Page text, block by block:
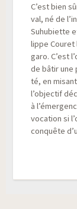
C’est bien
val, né de
Suhu­biette
lippe
ga­ro. C’est
de bâtir une
té, en
l’objectif
à
voca­tion si
conquête